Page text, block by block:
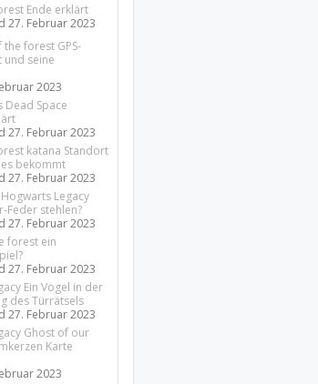
Ende erklärt
27. Februar 2023
the forest GPS-
und seine
2023
Dead Space
27. Februar 2023
katana Standort
bekommt
27. Februar 2023
Legacy
Feder stehlen?
27. Februar 2023
forest ein
27. Februar 2023
Ein Vogel in der
des Türrätsels
27. Februar 2023
Ghost of our
Karte
2023